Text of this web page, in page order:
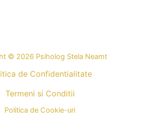
© 2026 Psiholog Stela Neamt
de Confidentialitate
Termeni si Conditii
Politica de Cookie-uri